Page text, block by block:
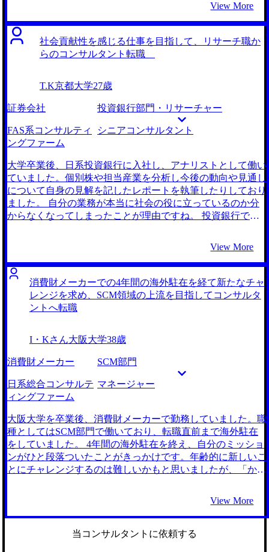
FASに興味を持ったきっかけが事業再生プロジェクトだった
ので、転職先でも似たプロジェクトに取り組めそうで楽しみ
です。 特に転職活動初期は、面接で緊張して志望動機を上
手く伝えられないことがありました。面接回数を重ねる中で
慣れていったのですが、比較的志望度の高いファームから応
職後は年収750万円になりました。
対があり実現できませんでした。 同級生が外資系コンサル
ティングファームに転職した話を直接聞いたことがきっかけ
です。クライアント企業のグローバル展開にあたり、マーケ
ティング戦略立案の支援を行っていると聞きました。自分も
の初回面談が印象的でした。 短期的なキャリア形成ではな
く、長期的に見て「何を達成したいのか？」「その為にコン
サルタントは最適か？」という質問をしていただき、将来の
ビジョンに親身に向き合っていただきました。とても信頼で
きる方だと感じ、引き続き支援をお願いしました。 コンサ
が蓄積されている会社だと感じました。私のような化粧品メ
ーカー出身の方や、経理出身の方の事例も紹介頂き、とても
参考になりました。 化粧品業界自体は好きだったので、そ
の業界に継続して関われるファームに内定を頂いたことで
す。業界の知見をどうアピールする方法も稲田さんに教えて
ありません。大満足の転職活動でした。 転職前は年収500万
円、転職後は年収650万円になりました 稲田さんとの面談を
通じて、将来は事業責任者になるという目標ができました。
そのためにもコンサルタントとして問題解決能力やマネジメ
ント能力を高めたいと思っています。
View More
社会貢献性を感じる仕事を目指して、リサーチ職か
らのコンサルタント転職
T.K京都大学27歳
証券会社 投資銀行部門・リサーチャー
FAS系コンサルティ
ングファーム
シニアコンサルタント
大学卒業後、日系投資銀行に入社し、アナリストとして働い
ていました。個別株や担当産業を分析し今後の動向や見通し
について自身の見解を記したレポートを執筆したりしており
ました。 自分の業務が本当に社会の役に立っているのか分
からなくなってしまったことが理由ですね。 投資銀行でリ
明なことが多かったです。「リサーチした結果わかったこと
で誰かを動かす」という経験は難しかったので、結果的に社
会へのインパクトをあまり感じることができませんでした。
前職で協働したコンサルタントの仕事ぶりに感銘を受けたこ
とがきっかけです。証券会社全体の戦略を見直すための事業
携わりたいと強く感じ、コンサルタントへの転職を決意しま
した。 3社です。 稲田さんとお話しする中で、他のエージェ
ントよりも誠実さを感じたことが理由です。 私の現職の不
満をしっかりとヒアリングしていただいた上で、本当にコン
サルタントが最適な選択なのかをさまざまな観点から考えて
に上がってきたのですが、様々な企業に貢献したいという思
いが強いことに気づき、やはりコンサルタントとして活躍し
たいという思いが強まりました。非常に有意義な面談となっ
たので、そのまま支援をお願いすることに決めました。 求
人が豊富で、自分とマッチした仕事を紹介していただけると
かせるファームだと教えていただき、志望度がかなり高まり
ました。1人で転職活動をしていては選ばない選択肢だった
と思うので、紹介くださった稲田さんには感謝しかありませ
View More
消費財メーカーでの4年間の海外駐在を経て新たなチャ
レンジを求め、SCM領域の上流を目指してコンサルタ
ントへ転職
I・Kさん大阪大学38歳
消費財メーカー SCM部門
日系総合コンサルテ
ィングファーム
マネージャー
大阪大学を卒業後、消費財メーカーで勤務していました。職
種としてはSCM部門で働いており、転職直前まで海外駐在
をしていました。 4年間の海外駐在を終え、自分のミッショ
ンがひと段落ついたことがきっかけです。年齢的に新しいこ
とにチャレンジするのは難しいかもと思いましたが、「かな
挑みました。 今から別の事業会社に転職するのは、色々な
意味でメリットが薄いと感じていました。事業会社独特のカ
ルチャーに馴染んだり、ビジネスを深く理解するのはかなり
View More
当コンサルタントに依頼する